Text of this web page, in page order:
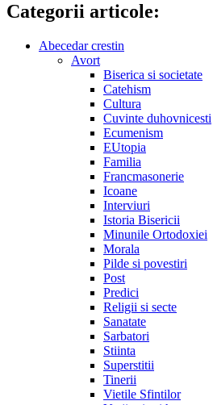
Categorii articole:
Abecedar crestin
Avort
Biserica si societate
Catehism
Cultura
Cuvinte duhovnicesti
Ecumenism
EUtopia
Familia
Francmasonerie
Icoane
Interviuri
Istoria Bisericii
Minunile Ortodoxiei
Morala
Pilde si povestiri
Post
Predici
Religii si secte
Sanatate
Sarbatori
Stiinta
Superstitii
Tinerii
Vietile Sfintilor